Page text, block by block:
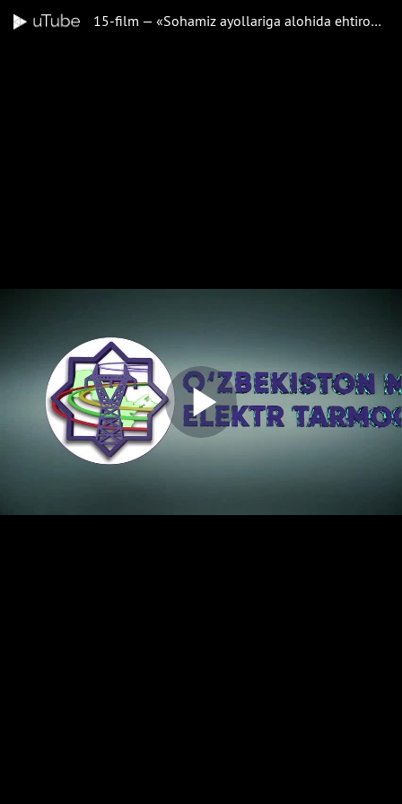
15-film — «Sohamiz ayollariga alohida ehtirom» turkumidan: «Buxoro magistral elektr tarmoqlari» filiali
Play
Video